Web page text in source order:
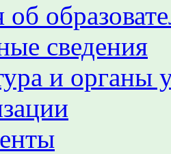
об
сведения
и органы